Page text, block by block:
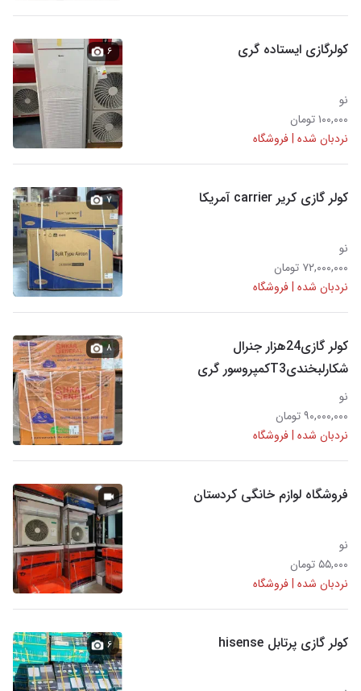
کولرگازی ایستاده گری
نو
۱۰۰,۰۰۰ تومان
نردبان شده | فروشگاه
۶
کولر گازی کریر carrier آمریکا
نو
۷۲,۰۰۰,۰۰۰ تومان
نردبان شده | فروشگاه
۷
کولر گازی24هزار جنرال
شکارلبخندیT3کمپروسور گری
نو
۹۰,۰۰۰,۰۰۰ تومان
نردبان شده | فروشگاه
۸
فروشگاه لوازم خانگی کردستان
نو
۵۵,۰۰۰ تومان
نردبان شده | فروشگاه
کولر گازی پرتابل hisense ۶